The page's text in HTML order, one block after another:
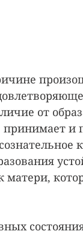
от
принимает и